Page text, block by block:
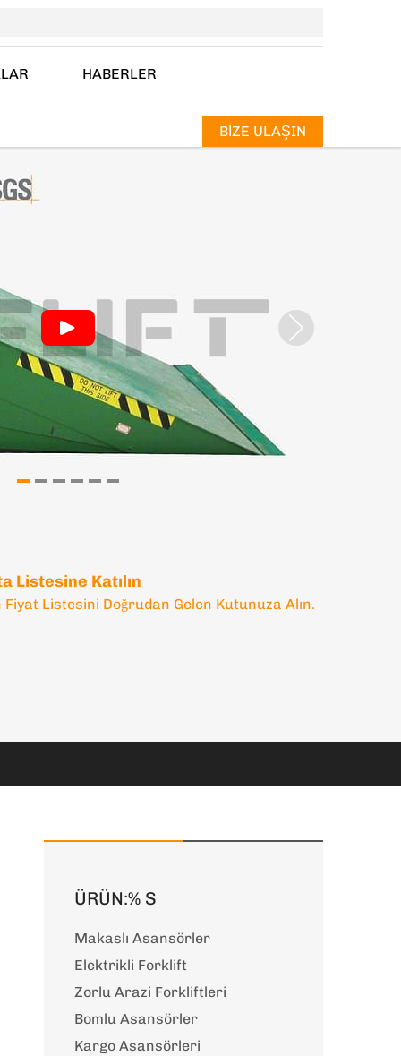
HABERLER
BİZE ULAŞIN
Listesine Katılın
Fiyat Listesini Doğrudan Gelen Kutunuza Alın.
ÜRÜN:% S
Makaslı Asansörler
Elektrikli Forklift
Zorlu Arazi Forkliftleri
Bomlu Asansörler
Kargo Asansörleri